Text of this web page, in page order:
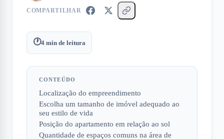
COMPARTILHAR
🕐4 min de leitura
CONTEÚDO
Localização do empreendimento
Escolha um tamanho de imóvel adequado ao
seu estilo de vida
Posição do apartamento em relação ao sol
Quantidade de espaços comuns na área de